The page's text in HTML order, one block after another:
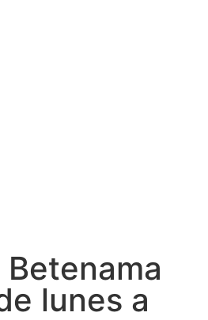
lunes a